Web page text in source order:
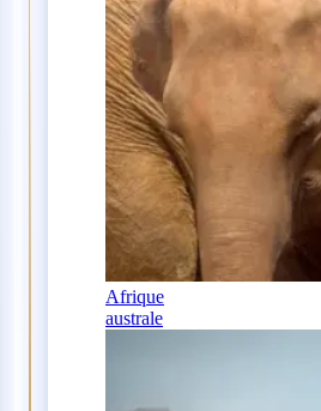
Afrique
australe